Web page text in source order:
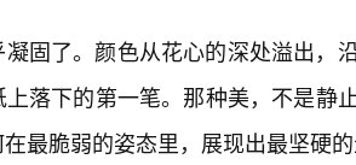
固了。颜色从花心的深处溢出，
落下的第一笔。那种美，不是静
最脆弱的姿态里，展现出最坚硬的